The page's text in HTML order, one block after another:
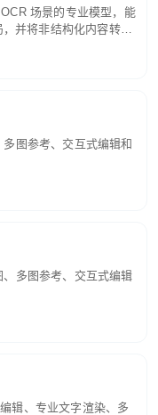
场景的专业模型，能
并将非结构化内容转换
图参考、交互式编辑和
多图参考、交互式编辑
辑、专业文字渲染、多